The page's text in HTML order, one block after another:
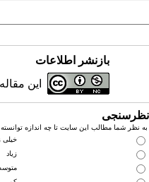
بازنشر اطلاعات
این
نظرسنجی
به نظر شما مطالب این سایت تا چه اندازه
خیلی
زیاد